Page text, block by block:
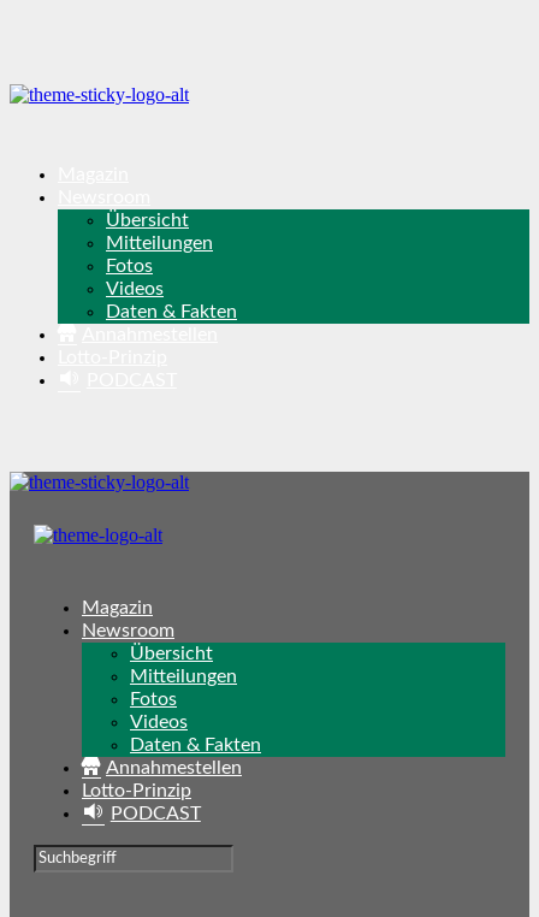
Übersicht
Mitteilungen
Fotos
Videos
Daten & Fakten
Magazin
Newsroom
Übersicht
Mitteilungen
Fotos
Videos
Daten & Fakten
Annahmestellen
Lotto-Prinzip
PODCAST